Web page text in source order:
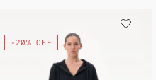
-20% OFF